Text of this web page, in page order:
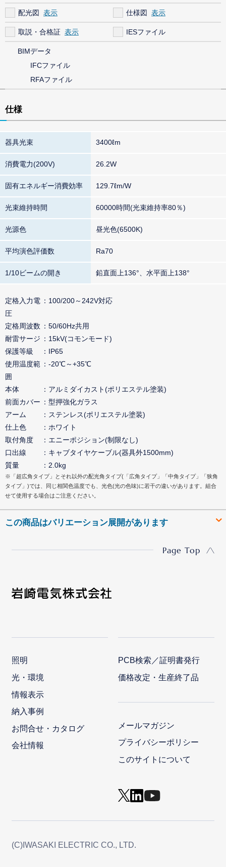
配光図 仕様図
取説・合格証 IESファイル
BIMデータ
IFCファイル
RFAファイル
仕様
器具光束 3400ℓm
消費電力(200V) 26.2W
固有エネルギー消費効率 129.7ℓm/W
光束維持時間 60000時間(光束維持率80％)
光源色 昼光色(6500K)
平均演色評価数 Ra70
1/10ビームの開き 鉛直面上136°、水平面上138°
定格入力電
圧
100/200～242V対応
定格周波数
50/60Hz共用
耐雷サージ
15kV(コモンモード)
保護等級
IP65
使用温度範
囲
-20℃～+35℃
本体
アルミダイカスト(ポリエステル塗装)
前面カバー
型押強化ガラス
アーム
ステンレス(ポリエステル塗装)
仕上色
ホワイト
取付角度
エニーポジション(制限なし)
口出線
キャブタイヤケーブル(器具外1500mm)
質量
2.0kg
※「超広角タイプ」とそれ以外の配光角タイプ(「広角タイプ」「中角タイプ」「狭角
タイプ」)では、同じ相関色温度でも、光色(光の色味)に若干の違いがあります。組合
せて使用する場合はご注意ください。
この商品はバリエーション展開があります
Page Top
照明
光・環境
情報表示
納入事例
お問合せ・カタログ
会社情報
PCB検索／証明書発行
価格改定・生産終了品
メールマガジン
プライバシーポリシー
このサイトについて
(C)IWASAKI ELECTRIC CO., LTD.